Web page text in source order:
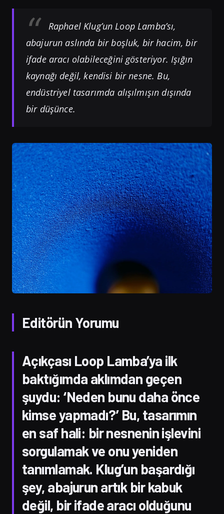
Raphael Klug’un Loop Lamba’sı,
abajurun aslında bir boşluk, bir hacim, bir
ifade aracı olabileceğini gösteriyor. Işığın
kaynağı değil, kendisi bir nesne. Bu,
endüstriyel tasarımda alışılmışın dışında
bir düşünce.
Editörün Yorumu
Açıkçası Loop Lamba’ya ilk
baktığımda aklımdan geçen
şuydu: ‘Neden bunu daha önce
kimse yapmadı?’ Bu, tasarımın
en saf hali: bir nesnenin işlevini
sorgulamak ve onu yeniden
tanımlamak. Klug’un başardığı
şey, abajurun artık bir kabuk
değil, bir ifade aracı olduğunu